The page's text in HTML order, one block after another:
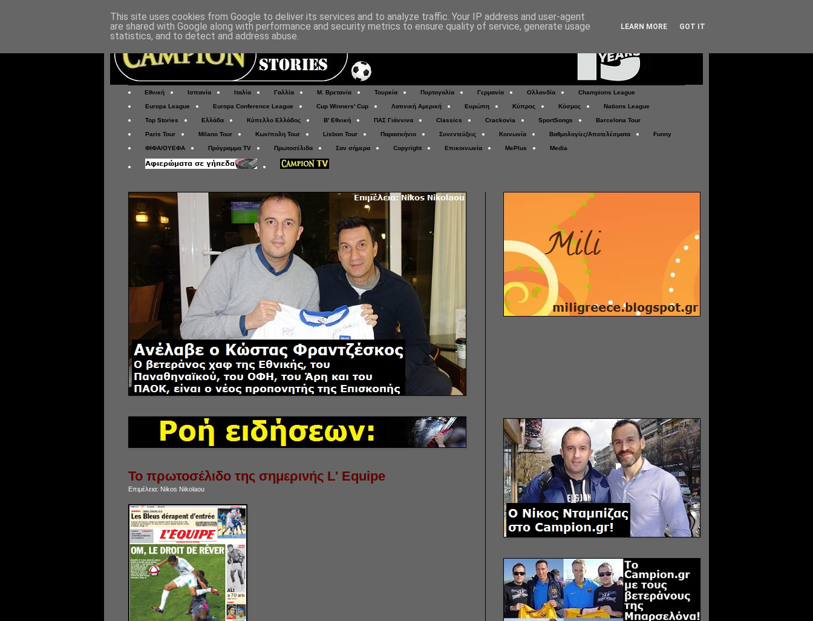
Εθνική Ισπανία Ιταλία Γαλλία Μ. Βρετανία Τουρκία Πορτογαλία Γερμανία Ολλανδία Champions League
Europa League Europa Conference League Cup Winners' Cup Λατινική Αμερική Ευρώπη Κύπρος Κόσμος Nations League
Top Stories Ελλάδα Κύπελλο Ελλάδος Β' Εθνική ΠΑΣ Γιάννινα Classics Crackovia SportSongs Barcelona Tour
Paris Tour Milano Tour Κων/πολη Tour Lisbon Tour Παρασκήνιο Συνεντεύξεις Κοινωνία Βαθμολογίες/Αποτελέσματα Funny
ΦΙΦΑ/ΟΥΕΦΑ Πρόγραμμα TV Πρωτοσέλιδα Σαν σήμερα Copyright Επικοινωνία MePlus Media
Το πρωτοσέλιδο της σημερινής L' Equipe
Επιμέλεια: Nikos Nikolaou
This site uses cookies from Google to deliver its services and to analyze traffic. Your IP address and user-agent
are shared with Google along with performance and security metrics to ensure quality of service, generate usage
statistics, and to detect and address abuse.
LEARN MORE GOT IT